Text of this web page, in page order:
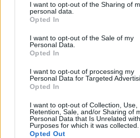
I want to opt-out of the Sharing of
personal data.
Opted In
I want to opt-out of the Sale of my
Personal Data.
Opted In
I want to opt-out of processing my
Personal Data for Targeted
Opted In
I want to opt-out of Collection, Use,
Retention, Sale, and/or Sharing of
Personal Data that Is Unrelated
Purposes for which it was collected.
Opted Out
Bijwerkingen
slapeloosheid
ongerustheid
DNA medicatie uitgevoerd en daar
Sertraline goed zou werken, en dat
opbouwen naar 50. Bijna geen
deze zijn sowieso na 6 weken
geef mening